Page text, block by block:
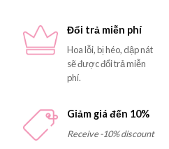
Đổi trả miễn phí
Hoa lỗi, bị héo, dập nát
sẽ được đổi trả miễn
phí.
Giảm giá đến 10%
Receive -10% discount